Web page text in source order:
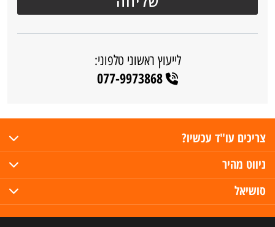
לייעוץ ראשוני טלפוני:
077-9973868
צריכים עו"ד עכשיו?
ניווט מהיר
סושיאל